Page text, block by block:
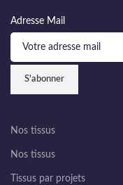
Adresse Mail
Nos tissus
Nos tissus
Tissus par projets